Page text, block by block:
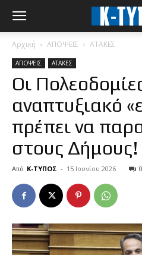
Αρχική ΑΠΟΨΕΙΣ ΑΤΑΚΕΣ
ΑΠΟΨΕΙΣ ΑΤΑΚΕΣ
Οι
αναπτυξιακό
πρέπει να
στους Δήμους!
Από Κ-ΤΥΠΟΣ - 15 Ιουνίου 2026 0